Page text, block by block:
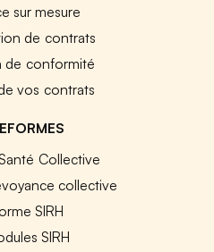
sur mesure
de contrats
de conformité
vos contrats
Collective
collective
SIRH
SIRH